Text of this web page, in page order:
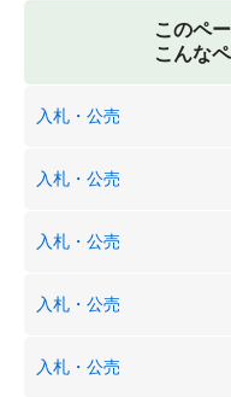
このペ
こんな
入札・公売
入札・公売
入札・公売
入札・公売
入札・公売